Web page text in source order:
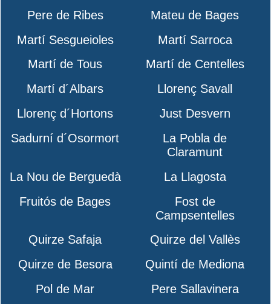
Pere de Ribes
Mateu de Bages
Martí Sesgueioles
Martí Sarroca
Martí de Tous
Martí de Centelles
Martí d´Albars
Llorenç Savall
Llorenç d´Hortons
Just Desvern
Sadurní d´Osormort
La Pobla de
Claramunt
La Nou de Berguedà
La Llagosta
Fruitós de Bages
Fost de
Campsentelles
Quirze Safaja
Quirze del Vallès
Quirze de Besora
Quintí de Mediona
Pol de Mar
Pere Sallavinera